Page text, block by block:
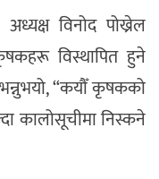
विनोद पोख्रेल
विस्थापित हुने
“कयौँ कृषकको
कालोसूचीमा निस्कने